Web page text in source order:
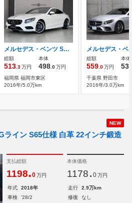
メルセデス・ベンツ Sクラスクーペ S550 AMGライン AMGライン パナメリ ガラスルーフ レザーエ
総額
513.3万円
本体
498.0万円
福岡県 福岡市東区
2016年/5.0万km
総額
559.0万円
本体
千葉県 野田市
2016年/3.0万km
NEW
ライン S65仕様 白革 22インチ鍛造
支払総額
1198.0 万円
本体価格
1178. 0 万円
年式 2018年 走行
2.9万km
車検
'28/2 修復
なし